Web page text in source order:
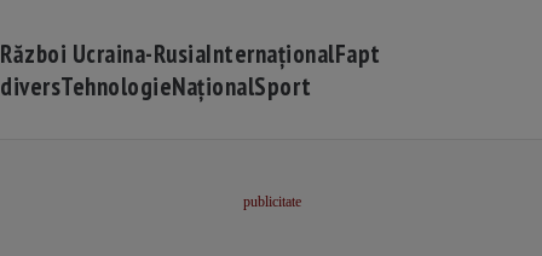
Război Ucraina-RusiaInternaționalFapt
diversTehnologieNaționalSport